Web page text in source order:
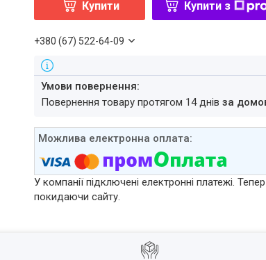
Купити Купити з
+380 (67) 522-64-09
повернення товару протягом 14 днівза
У компанії підключені електронні платежі.
покидаючи сайту.